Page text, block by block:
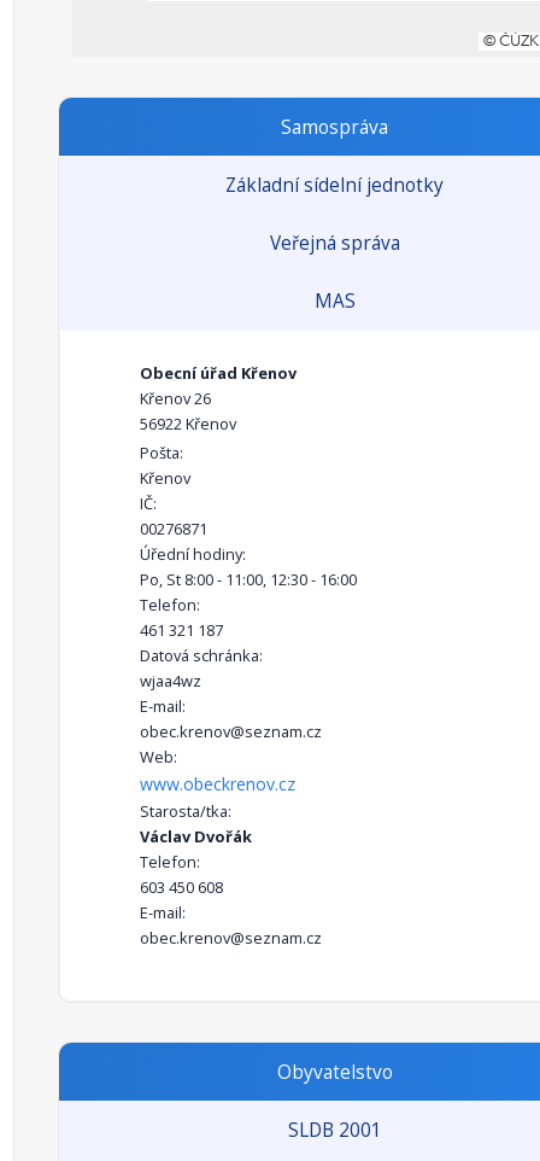
Samospráva
Základní sídelní jednotky
Veřejná správa
MAS
Obecní úřad Křenov
Křenov 26
56922 Křenov
Pošta:
Křenov
IČ:
00276871
Úřední hodiny:
Po, St 8:00 - 11:00, 12:30 - 16:00
Telefon:
461 321 187
Datová schránka:
wjaa4wz
E-mail:
obec.krenov@seznam.cz
Web:
www.obeckrenov.cz
Starosta/tka:
Václav Dvořák
Telefon:
603 450 608
E-mail:
obec.krenov@seznam.cz
Obyvatelstvo
SLDB 2001